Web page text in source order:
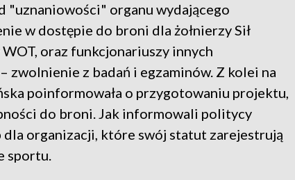
"uznaniowości" organu wydającego
w dostępie do broni dla żołnierzy Sił
oraz funkcjonariuszy innych
z badań i egzaminów. Z kolei na
poinformowała o przygotowaniu projektu,
do broni. Jak informowali politycy
organizacji, które swój statut zarejestrują
sportu.